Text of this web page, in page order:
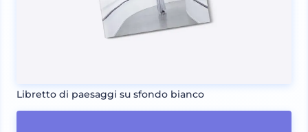
Libretto di paesaggi su sfondo bianco